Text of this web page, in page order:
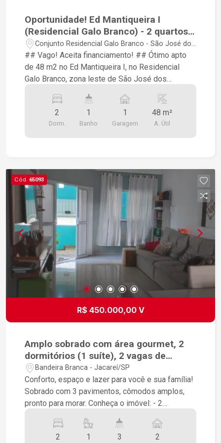
Oportunidade! Ed Mantiqueira I
(Residencial Galo Branco) - 2 quartos /
1 vaga / 1° andar
Conjunto Residencial Galo Branco - São José dos
Campos/SP
## Vago! Aceita financiamento! ## Ótimo apto
de 48 m2 no Ed Mantiqueira I, no Residencial
Galo Branco, zona leste de São José dos
sala, cozinha, 1 banheiro, área de serviço ## 01
vaga de garagem ## Área de lazer, com piscina,
playground, churrasqueira, salão de festas ##
2
Dorm.
1
Banho
1
Garagem
48 m²
A. Útil
Cód. 65093
R$ 450.000,00 V
Amplo sobrado com área gourmet, 2
dormitórios (1 suíte), 2 vagas de
garagem no bairro Bandeira Branca
Bandeira Branca - Jacareí/SP
Conforto, espaço e lazer para você e sua família!
Sobrado com 3 pavimentos, cômodos amplos,
pronto para morar. Conheça o imóvel: - 2
ventilada - cozinha americana integrada a copa -
varanda com área de lazer e churrasqueira para
2 1 3 2